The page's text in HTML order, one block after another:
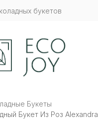
букетов
mobile menu
Букеты
Букет Из Роз Alexandra